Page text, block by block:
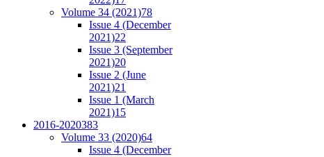
Volume 34 (2021)78
Issue 4 (December
2021)22
Issue 3 (September
2021)20
Issue 2 (June
2021)21
Issue 1 (March
2021)15
2016-2020383
Volume 33 (2020)64
Issue 4 (December